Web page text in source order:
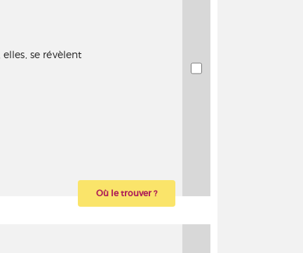
se révèlent
Où le trouver ?